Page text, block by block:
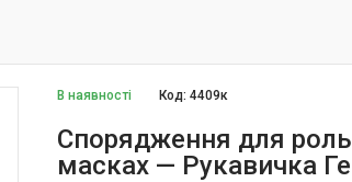
В наявності Код:4409к
Спорядження для
масках — Рукавичка